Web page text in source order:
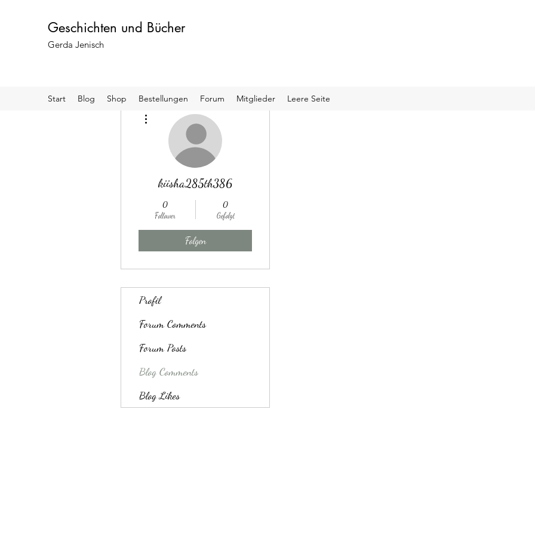
Geschichten und Bücher
Gerda Jenisch
Start Blog Shop Bestellungen Forum Mitglieder Leere Seite
kiisha285th386
0
Follower
0
Gefolgt
Folgen
Profil
Forum Comments
Forum Posts
Blog Comments
Blog Likes